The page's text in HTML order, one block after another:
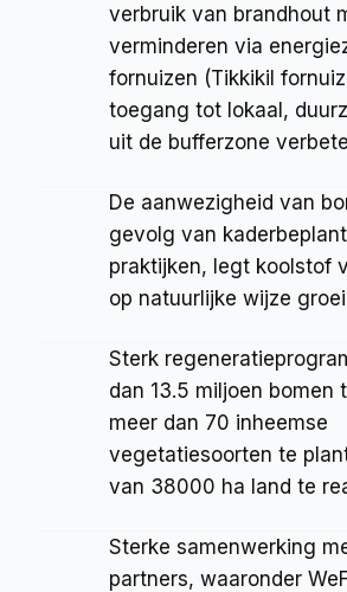
verbruik van brandhout
verminderen via
fornuizen (Tikkikil
toegang tot lokaal,
uit de bufferzone
De aanwezigheid van
gevolg van
praktijken, legt koolstof
op natuurlijke wijze
Sterk
dan 13.5 miljoen bomen
meer dan 70 inheemse
vegetatiesoorten te
van 38000 ha land te
Sterke samenwerking
partners, waaronder